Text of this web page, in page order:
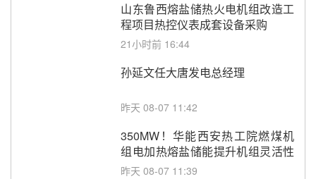
山东鲁西熔盐储热火电机组改造工
程项目热控仪表成套设备采购
21小时前 16:44
孙延文任大唐发电总经理
昨天 08-07 11:42
350MW！华能西安热工院燃煤机
组电加热熔盐储能提升机组灵活性
改造项目初步设计第三方评审服务
昨天 08-07 11:39